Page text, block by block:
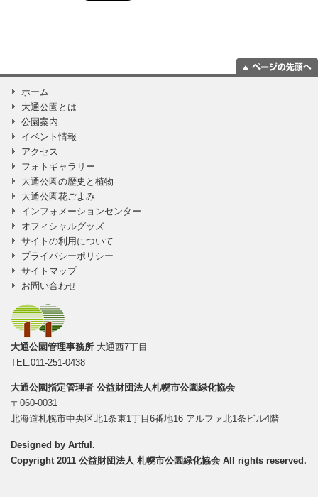
ホーム
大通公園とは
公園案内
イベント情報
アクセス
フォトギャラリー
大通公園の歴史と植物
大通公園花ごよみ
インフォメーションセンター
オフィシャルグッズ
サイトの利用について
プライバシーポリシー
サイトマップ
お問い合わせ
大通公園管理事務所 大通西7丁目
TEL:011-251-0438
大通公園指定管理者 公益財団法人札幌市公園緑化協会
〒060-0031
北海道札幌市中央区北1条東1丁目6番地16 アルファ北1条ビル4階
Designed by Artful .
Copyright 2011 公益財団法人 札幌市公園緑化協会 All rights reserved.